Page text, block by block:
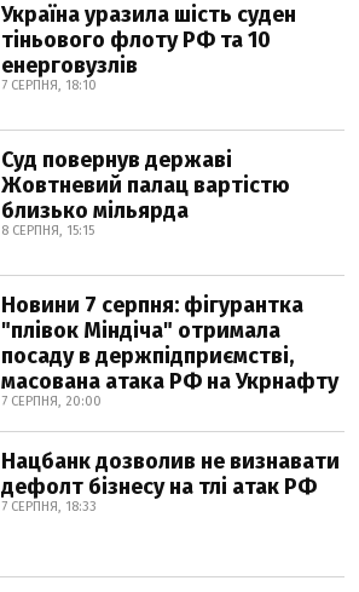
Україна уразила шість суден
тіньового флоту РФ та 10
енерговузлів
7 СЕРПНЯ, 18:10
Суд повернув державі
Жовтневий палац вартістю
близько мільярда
8 СЕРПНЯ, 15:15
Новини 7 серпня: фігурантка
"плівок Міндіча" отримала
посаду в держпідприємстві,
масована атака РФ на Укрнафту
7 СЕРПНЯ, 20:00
Нацбанк дозволив не визнавати
дефолт бізнесу на тлі атак РФ
7 СЕРПНЯ, 18:33